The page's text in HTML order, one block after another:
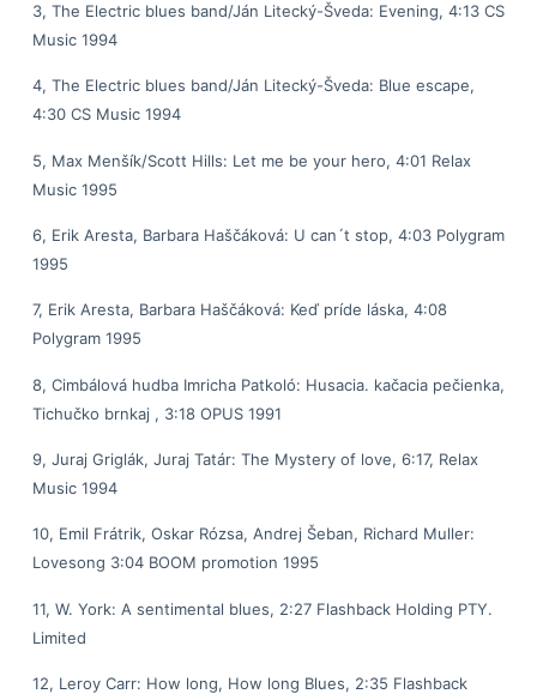
3, The Electric blues band/Ján Litecký-Šveda: Evening, 4:13 CS
Music 1994
4, The Electric blues band/Ján Litecký-Šveda: Blue escape,
4:30 CS Music 1994
5, Max Menšík/Scott Hills: Let me be your hero, 4:01 Relax
Music 1995
6, Erik Aresta, Barbara Haščáková: U can´t stop, 4:03 Polygram
1995
7, Erik Aresta, Barbara Haščáková: Keď príde láska, 4:08
Polygram 1995
8, Cimbálová hudba Imricha Patkoló: Husacia. kačacia pečienka,
Tichučko brnkaj , 3:18 OPUS 1991
9, Juraj Griglák, Juraj Tatár: The Mystery of love, 6:17, Relax
Music 1994
10, Emil Frátrik, Oskar Rózsa, Andrej Šeban, Richard Muller:
Lovesong 3:04 BOOM promotion 1995
11, W. York: A sentimental blues, 2:27 Flashback Holding PTY.
Limited
12, Leroy Carr: How long, How long Blues, 2:35 Flashback